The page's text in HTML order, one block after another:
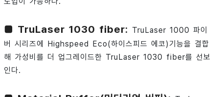
■ TruLaser 1030 fiber: TruLaser 1000 파이
버 시리즈에 Highspeed Eco(하이스피드 에코)기능을 결합
해 가성비를 더 업그레이드한 TruLaser 1030 fiber를 선보
인다.